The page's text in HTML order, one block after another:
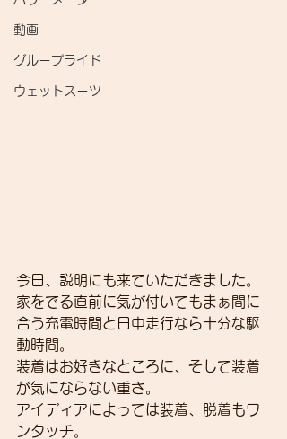
動画
グループライド
ウェットスーツ
今日、説明にも来ていただきました。
家をでる直前に気が付いてもまぁ間に
合う充電時間と日中走行なら十分な駆
動時間。
装着はお好きなところに、そして装着
が気にならない重さ。
アイディアによっては装着、脱着もワ
ンタッチ。